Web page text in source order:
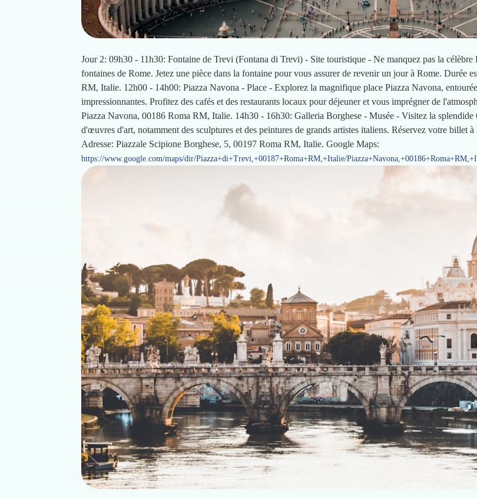
Jour 2: 09h30 - 11h30: Fontaine de Trevi (Fontana di Trevi) - Site touristique - Ne manquez pas la
fontaines de Rome. Jetez une pièce dans la fontaine pour vous assurer de revenir un jour à Rome. Durée
RM, Italie. 12h00 - 14h00: Piazza Navona - Place - Explorez la magnifique place Piazza Navona,
impressionnantes. Profitez des cafés et des restaurants locaux pour déjeuner et vous imprégner de
Piazza Navona, 00186 Roma RM, Italie. 14h30 - 16h30: Galleria Borghese - Musée - Visitez la
d'œuvres d'art, notamment des sculptures et des peintures de grands artistes italiens. Réservez votre billet
Adresse: Piazzale Scipione Borghese, 5, 00197 Roma RM, Italie. Google Maps:
https://www.google.com/maps/dir/Piazza+di+Trevi,+00187+Roma+RM,+Italie/